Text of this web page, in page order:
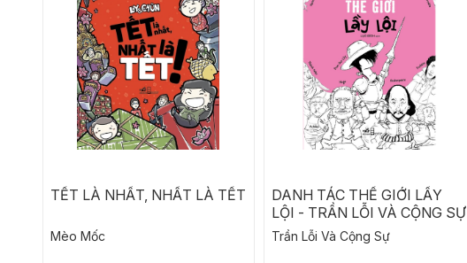
TẾT LÀ NHẤT, NHẤT LÀ TẾT
Mèo Mốc
DANH TÁC THẾ GIỚI LẦY
LỘI - TRẦN LỖI VÀ CỘNG SỰ
Trần Lỗi Và Cộng Sự